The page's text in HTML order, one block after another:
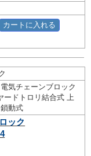
カートに入れる
気チェーンブロック
ードトロリ結合式 上
動式
ック